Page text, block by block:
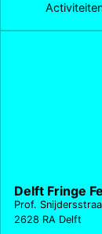
Delft Fringe
Prof.
2628 RA Delft